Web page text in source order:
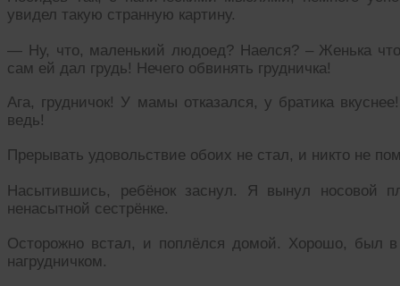
увидел такую странную картину.
— Ну, что, маленький людоед? Наелся? – Женька
сам ей дал грудь! Нечего обвинять грудничка!
Ага, грудничок! У мамы отказался, у братика
ведь!
Прерывать удовольствие обоих не стал, и никто не
Насытившись, ребёнок заснул. Я вынул носовой
ненасытной сестрёнке.
Осторожно встал, и поплёлся домой. Хорошо, был
нагрудничком.